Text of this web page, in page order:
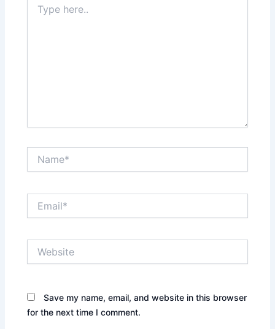
here..
Save my name, email, and website in this browser
for the next time I comment.